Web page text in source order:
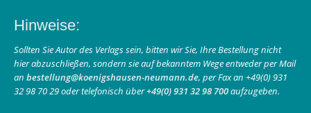
opens
in
new
window
opens
in
new
window
page
opens
in
new
window
Hinweise:
Sollten Sie Autor des Verlags sein, bitten wir Sie, Ihre Bestellung nicht
hier abzuschließen, sondern sie auf bekanntem Wege entweder per Mail
an bestellung@koenigshausen-neumann.de, per Fax an +49(0) 931
32 98 70 29 oder telefonisch über+49(0) 931 32 98 700aufzugeben.